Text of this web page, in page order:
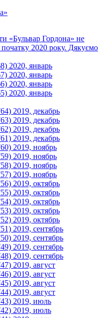
«Бульвар Гордона» не
2020 року. Дякуємо
2020, январь
2020, январь
2020, январь
2020, январь
2019, декабрь
2019, декабрь
2019, декабрь
2019, декабрь
2019, ноябрь
2019, ноябрь
2019, ноябрь
2019, ноябрь
2019, октябрь
2019, октябрь
2019, октябрь
2019, октябрь
2019, октябрь
2019, сентябрь
2019, сентябрь
2019, сентябрь
2019, сентябрь
2019, август
2019, август
2019, август
2019, август
2019, июль
2019, июль